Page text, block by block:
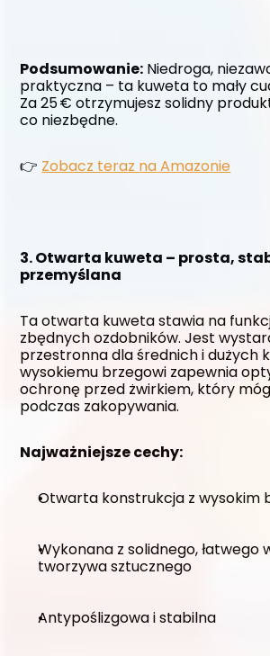
Podsumowanie: Niedroga,
praktyczna – ta kuweta to mały
Za 25 € otrzymujesz solidny
co niezbędne.
👉 Zobacz teraz na Amazonie
3. Otwarta kuweta – prosta,
przemyślana
Ta otwarta kuweta stawia na
zbędnych ozdobników. Jest
przestronna dla średnich i dużych
wysokiemu brzegowi zapewnia
ochronę przed żwirkiem, który
podczas zakopywania.
Najważniejsze cechy:
Otwarta konstrukcja z wysokim
Wykonana z solidnego, łatwego
tworzywa sztucznego
Antypoślizgowa i stabilna